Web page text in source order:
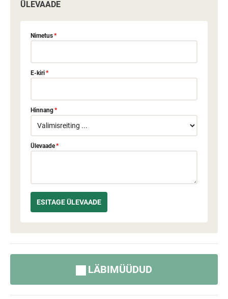
ÜLEVAADE
Nimetus*
E-kiri*
Hinnang*
Ülevaade*
LÄBIMÜÜDUD